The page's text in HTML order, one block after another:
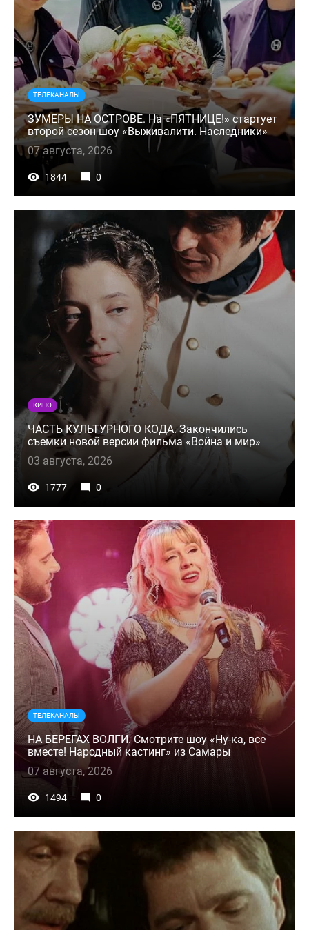
ТЕЛЕКАНАЛЫ
ЗУМЕРЫ НА ОСТРОВЕ. На «ПЯТНИЦЕ!» стартует
второй сезон шоу «Выживалити. Наследники»
07 августа, 2026
1844 0
КИНО
ЧАСТЬ КУЛЬТУРНОГО КОДА. Закончились
съемки новой версии фильма «Война и мир»
03 августа, 2026
1777 0
ТЕЛЕКАНАЛЫ
НА БЕРЕГАХ ВОЛГИ. Смотрите шоу «Ну-ка, все
вместе! Народный кастинг» из Самары
07 августа, 2026
1494 0